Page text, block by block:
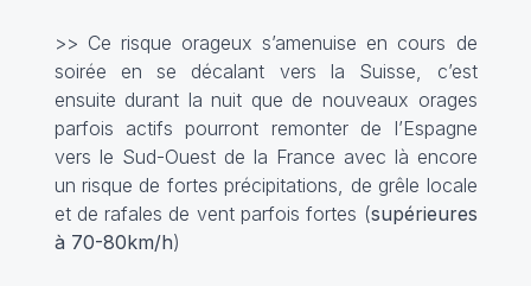
>> Ce risque orageux s’amenuise en cours de
soirée en se décalant vers la Suisse, c’est
ensuite durant la nuit que de nouveaux orages
parfois actifs pourront remonter de l’Espagne
vers le Sud-Ouest de la France avec là encore
un risque de fortes précipitations, de grêle locale
et de rafales de vent parfois fortes (supérieures
à 70-80km/h)